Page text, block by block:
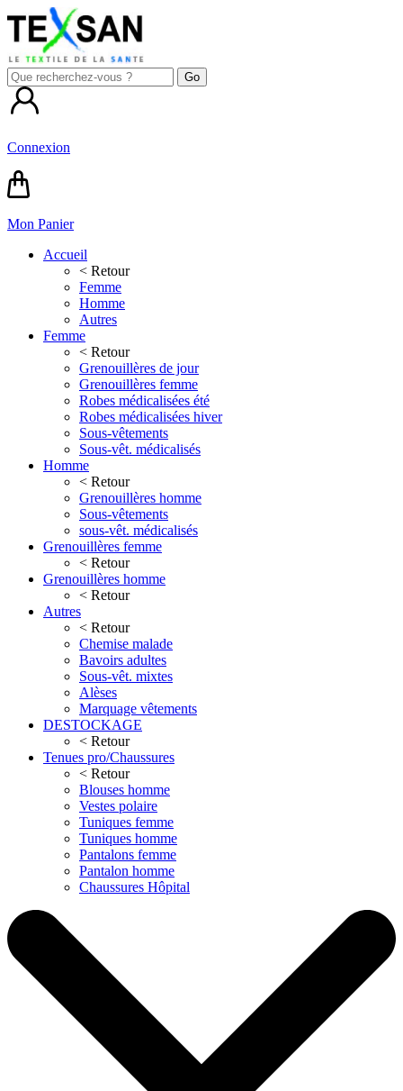
Connexion
Mon Panier
Accueil
< Retour
Femme
Homme
Autres
Femme
< Retour
Grenouillères de jour
Grenouillères femme
Robes médicalisées été
Robes médicalisées hiver
Sous-vêtements
Sous-vêt. médicalisés
Homme
< Retour
Grenouillères homme
Sous-vêtements
sous-vêt. médicalisés
Grenouillères femme
< Retour
Grenouillères homme
< Retour
Autres
< Retour
Chemise malade
Bavoirs adultes
Sous-vêt. mixtes
Alèses
Marquage vêtements
DESTOCKAGE
< Retour
Tenues pro/Chaussures
< Retour
Blouses homme
Vestes polaire
Tuniques femme
Tuniques homme
Pantalons femme
Pantalon homme
Chaussures Hôpital